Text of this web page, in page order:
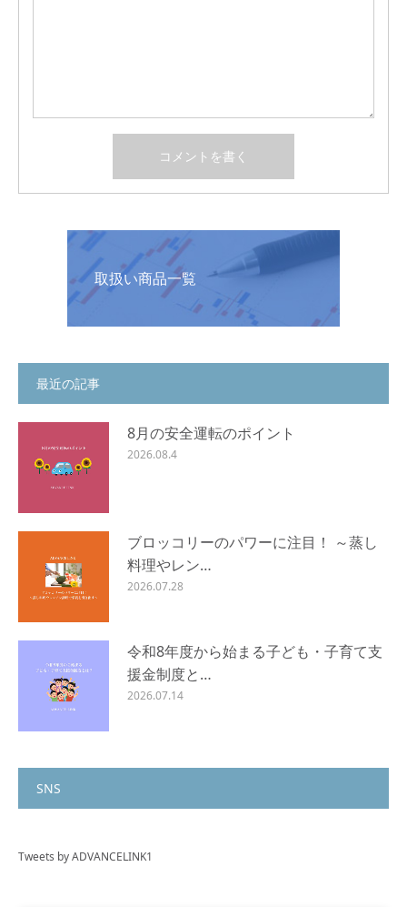
取扱い商品一覧
最近の記事
8月の安全運転のポイント
2026.08.4
ブロッコリーのパワーに注目！ ～蒸し
料理やレン…
2026.07.28
令和8年度から始まる子ども・子育て支
援金制度と…
2026.07.14
SNS
Tweets by ADVANCELINK1